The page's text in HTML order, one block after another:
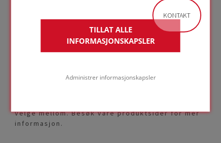
TILLAT ALLE
INFORMASJONSKAPSLER
Administrer informasjonskapsler
Bredt produkttilbud
Vi tilbyr deg rikelig med isolasjonsprodukter og
dine behov når det gjelder termisk motstand,
velge mellom. Besøk våre produktsider for mer
informasjon.
KONTAKT